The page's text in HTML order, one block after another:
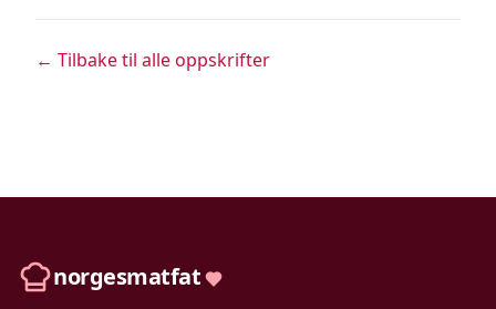
← Tilbake til alle oppskrifter
norgesmatfat